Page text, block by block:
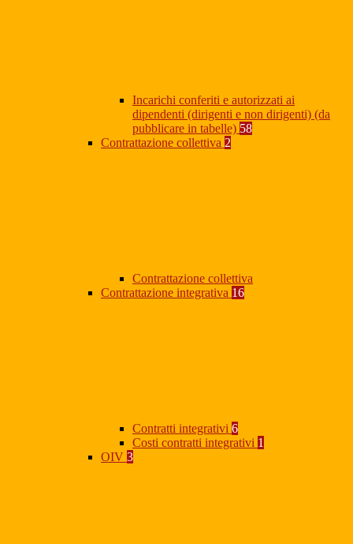
Incarichi conferiti e autorizzati ai
dipendenti (dirigenti e non dirigenti) (da
pubblicare in tabelle) 58
Contrattazione collettiva 2
Contrattazione collettiva
Contrattazione integrativa 16
Contratti integrativi 6
Costi contratti integrativi 1
OIV 3